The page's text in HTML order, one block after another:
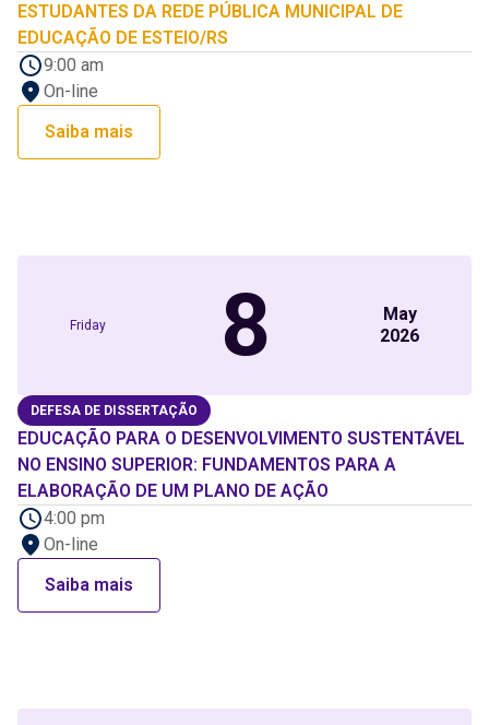
ESTUDANTES DA REDE PÚBLICA MUNICIPAL DE
EDUCAÇÃO DE ESTEIO/RS
9:00 am
On-line
Saiba mais
Friday 8
May
2026
DEFESA DE DISSERTAÇÃO
EDUCAÇÃO PARA O DESENVOLVIMENTO SUSTENTÁVEL
NO ENSINO SUPERIOR: FUNDAMENTOS PARA A
ELABORAÇÃO DE UM PLANO DE AÇÃO
4:00 pm
On-line
Saiba mais